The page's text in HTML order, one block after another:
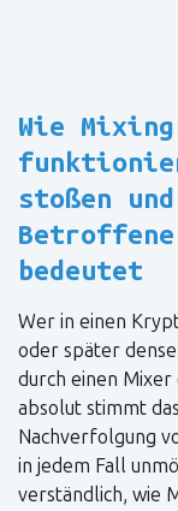
Wie
stoßen
bedeutet
Wer in einen
oder später
durch einen
absolut stimmt
Nachverfolgung
in jedem Fall
verständlich, wie